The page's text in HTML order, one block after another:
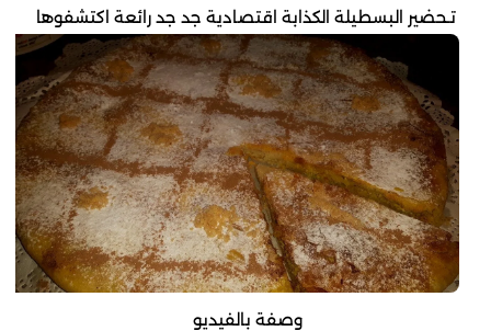
تـحضير البسطيلة الكذابة اقتصادية جد جد رائعة اكتشفوها
وصفة بالفيديو